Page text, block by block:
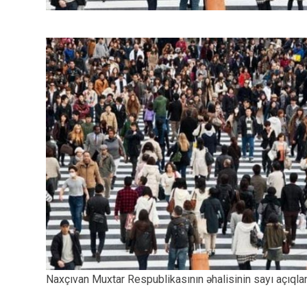
Naxçıvan Muxtar Respublikasının əhalisinin sayı